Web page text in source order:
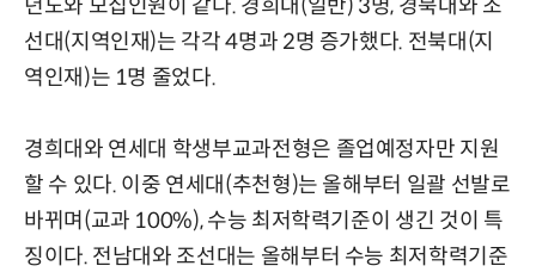
년도와 모집인원이 같다. 경희대(일반) 3명, 경북대와 조
선대(지역인재)는 각각 4명과 2명 증가했다. 전북대(지
역인재)는 1명 줄었다.
경희대와 연세대 학생부교과전형은 졸업예정자만 지원
할 수 있다. 이중 연세대(추천형)는 올해부터 일괄 선발로
바뀌며(교과 100%), 수능 최저학력기준이 생긴 것이 특
징이다. 전남대와 조선대는 올해부터 수능 최저학력기준